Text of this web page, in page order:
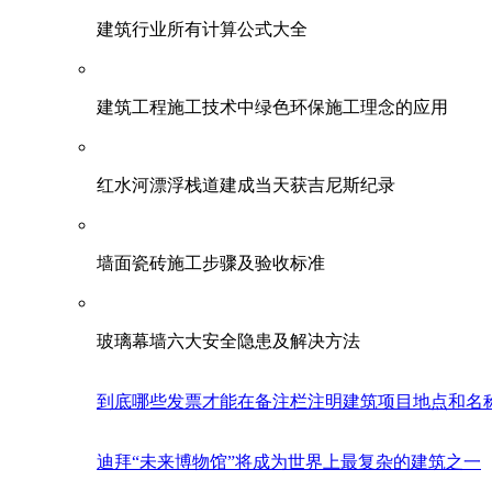
建筑行业所有计算公式大全
建筑工程施工技术中绿色环保施工理念的应用
红水河漂浮栈道建成当天获吉尼斯纪录
墙面瓷砖施工步骤及验收标准
玻璃幕墙六大安全隐患及解决方法
到底哪些发票才能在备注栏注明建筑项目地点和名
迪拜“未来博物馆”将成为世界上最复杂的建筑之一